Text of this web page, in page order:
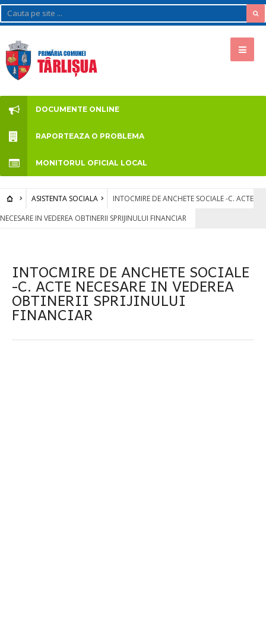
DOCUMENTE ONLINE
RAPORTEAZA O PROBLEMA
MONITORUL OFICIAL LOCAL
ASISTENTA SOCIALA
INTOCMIRE DE ANCHETE SOCIALE -C. ACTE
NECESARE IN VEDEREA OBTINERII SPRIJINULUI FINANCIAR
INTOCMIRE DE ANCHETE SOCIALE
-C. ACTE NECESARE IN VEDEREA
OBTINERII SPRIJINULUI
FINANCIAR